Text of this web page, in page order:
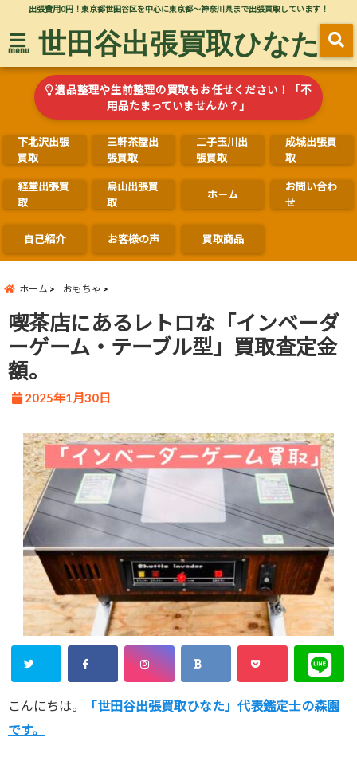
出張費用0円！東京都世田谷区を中心に東京都～神奈川県まで出張買取しています！
menu 世田谷出張買取ひなた
遺品整理や生前整理の買取もお任せください！「不
用品たまっていませんか？」
下北沢出張
買取
三軒茶屋出
張買取
二子玉川出
張買取
成城出張買
取
経堂出張買
取
烏山出張買
取
ホ－ム
お問い合わ
せ
自己紹介 お客様の声 買取商品
ホーム おもちゃ
喫茶店にあるレトロな「インベーダ
ーゲーム・テーブル型」買取査定金
額。
2025年1月30日
こんにちは。
「世田谷出張買取ひなた」代表鑑定士の森園
です。